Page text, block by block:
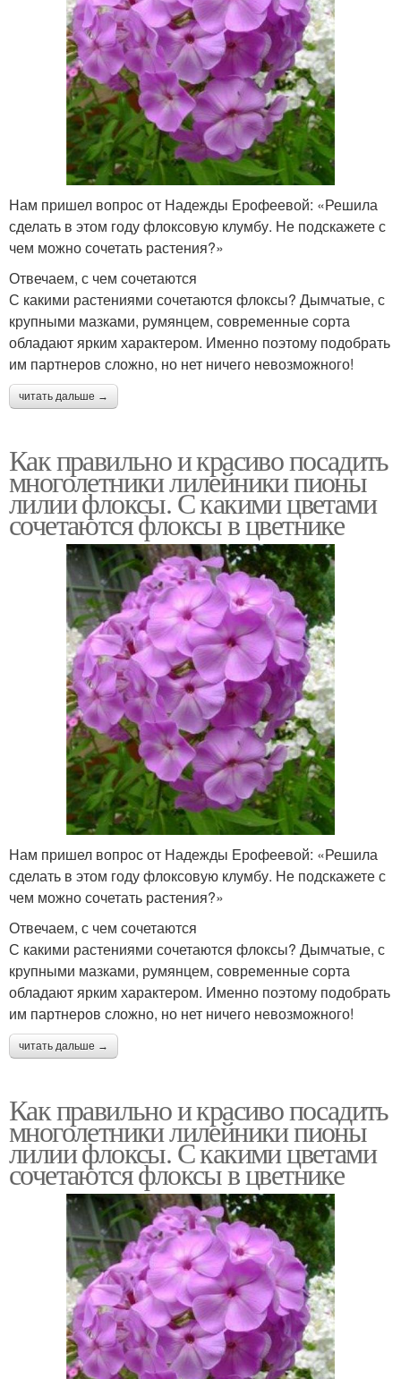
Нам пришел вопрос от Надежды Ерофеевой: «Решила
сделать в этом году флоксовую клумбу. Не подскажете с
чем можно сочетать растения?»
Отвечаем, с чем сочетаются
С какими растениями сочетаются флоксы? Дымчатые, с
крупными мазками, румянцем, современные сорта
обладают ярким характером. Именно поэтому подобрать
им партнеров сложно, но нет ничего невозможного!
читать дальше →
Как правильно и красиво посадить
многолетники лилейники пионы
лилии флоксы. С какими цветами
сочетаются флоксы в цветнике
Нам пришел вопрос от Надежды Ерофеевой: «Решила
сделать в этом году флоксовую клумбу. Не подскажете с
чем можно сочетать растения?»
Отвечаем, с чем сочетаются
С какими растениями сочетаются флоксы? Дымчатые, с
крупными мазками, румянцем, современные сорта
обладают ярким характером. Именно поэтому подобрать
им партнеров сложно, но нет ничего невозможного!
читать дальше →
Как правильно и красиво посадить
многолетники лилейники пионы
лилии флоксы. С какими цветами
сочетаются флоксы в цветнике